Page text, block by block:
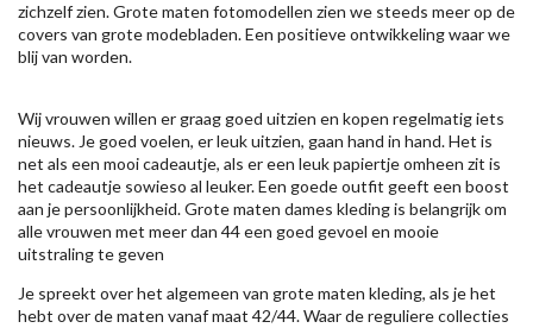
zichzelf zien. Grote maten fotomodellen zien we steeds meer op de
covers van grote modebladen. Een positieve ontwikkeling waar we
blij van worden.
Wij vrouwen willen er graag goed uitzien en kopen regelmatig iets
nieuws. Je goed voelen, er leuk uitzien, gaan hand in hand. Het is
net als een mooi cadeautje, als er een leuk papiertje omheen zit is
het cadeautje sowieso al leuker. Een goede outfit geeft een boost
aan je persoonlijkheid. Grote maten dames kleding is belangrijk om
alle vrouwen met meer dan 44 een goed gevoel en mooie
uitstraling te geven
Je spreekt over het algemeen van grote maten kleding, als je het
hebt over de maten vanaf maat 42/44. Waar de reguliere collecties